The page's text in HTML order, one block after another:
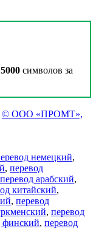
5000 символов за
© ООО «ПРОМТ»,
немецкий,
, перевод
перевод арабский,
китайский,
, перевод
, перевод
финский, перевод